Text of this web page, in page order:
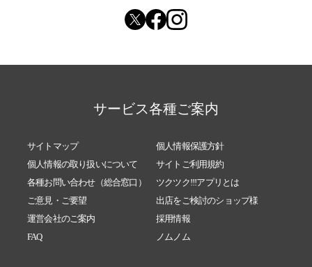
サービス各種ご案内
サイトマップ
個人情報保護方針
個人情報の取り扱いについて
サイトご利用規約
各種お問い合わせ（総合窓口）
ツクツク!!!アプリとは
ご意見・ご要望
出店をご検討のショップ様
運営会社のご案内
採用情報
FAQ
ノムノム